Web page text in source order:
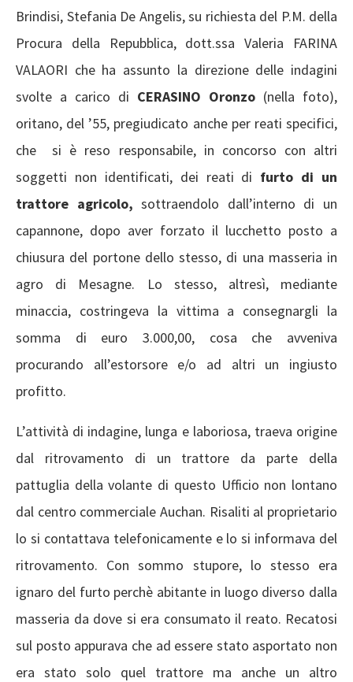
Brindisi, Stefania De Angelis, su richiesta del P.M. della
Procura della Repubblica, dott.ssa Valeria FARINA
VALAORI che ha assunto la direzione delle indagini
svolte a carico di CERASINO Oronzo (nella foto),
oritano, del ’55, pregiudicato anche per reati specifici,
che si è reso responsabile, in concorso con altri
soggetti non identificati, dei reati di furto di un
trattore agricolo, sottraendolo dall’interno di un
capannone, dopo aver forzato il lucchetto posto a
chiusura del portone dello stesso, di una masseria in
agro di Mesagne. Lo stesso, altresì, mediante
minaccia, costringeva la vittima a consegnargli la
somma di euro 3.000,00, cosa che avveniva
procurando all’estorsore e/o ad altri un ingiusto
profitto.
L’attività di indagine, lunga e laboriosa, traeva origine
dal ritrovamento di un trattore da parte della
pattuglia della volante di questo Ufficio non lontano
dal centro commerciale Auchan. Risaliti al proprietario
lo si contattava telefonicamente e lo si informava del
ritrovamento. Con sommo stupore, lo stesso era
ignaro del furto perchè abitante in luogo diverso dalla
masseria da dove si era consumato il reato. Recatosi
sul posto appurava che ad essere stato asportato non
era stato solo quel trattore ma anche un altro